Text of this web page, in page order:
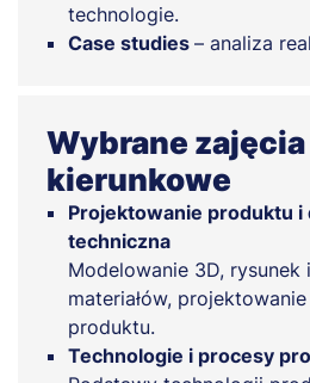
technologie.
Case studies – analiza
Wybrane zajęcia
kierunkowe
Projektowanie produktu i
techniczna
Modelowanie 3D,
materiałów,
produktu.
Technologie i procesy